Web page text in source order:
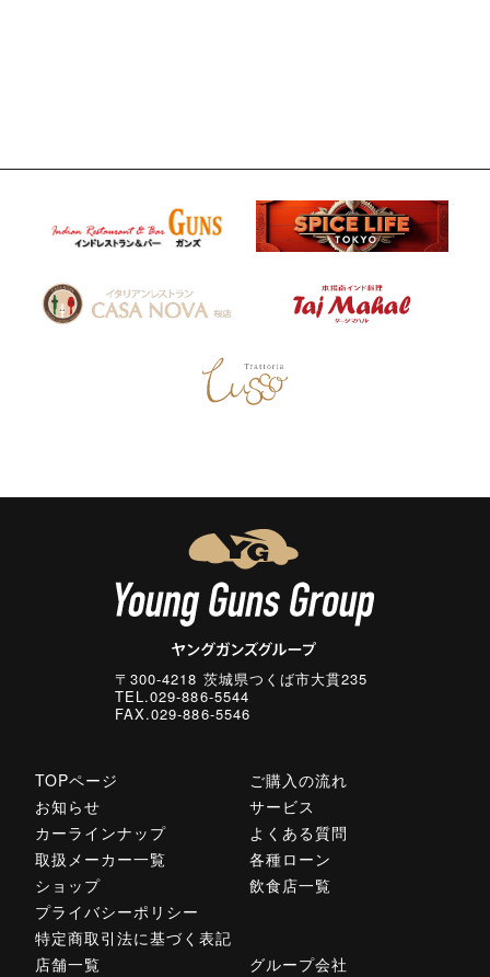
〒300-4218 茨城県つくば市大貫235
TEL.029-886-5544
FAX.029-886-5546
TOPページ
お知らせ
カーラインナップ
取扱メーカー一覧
ショップ
プライバシーポリシー
特定商取引法に基づく表記
ご購入の流れ
サービス
よくある質問
各種ローン
飲食店一覧
店舗一覧 グループ会社